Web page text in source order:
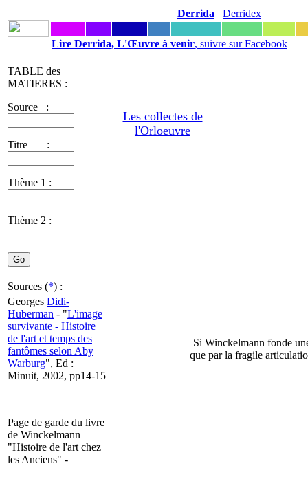
Derrida Derridex
Lire Derrida, L'Œuvre à venir, suivre sur Facebook
TABLE des
MATIERES :
Source :
Titre :
Thème 1 :
Thème 2 :
Les collectes de
l'Orloeuvre
Sources (*) :
Georges Didi-
Huberman - "L'image
survivante - Histoire
de l'art et temps des
fantômes selon Aby
Warburg", Ed :
Minuit, 2002, pp14-15
Page de garde du livre
de Winckelmann
"Histoire de l'art chez
les Anciens" -
Si Winckelmann fonde
que par la fragile